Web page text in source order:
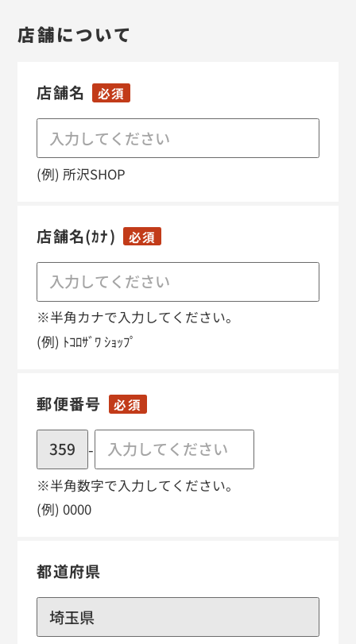
店舗について
店舗名 必須
(例) 所沢SHOP
店舗名(ｶﾅ) 必須
※半角カナで入力してください。
(例) ﾄｺﾛｻﾞﾜ ｼｮｯﾌﾟ
郵便番号 必須
-
※半角数字で入力してください。
(例) 0000
都道府県